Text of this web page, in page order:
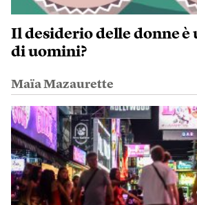
Il desiderio delle donne è
di uomini?
Maïa Mazaurette